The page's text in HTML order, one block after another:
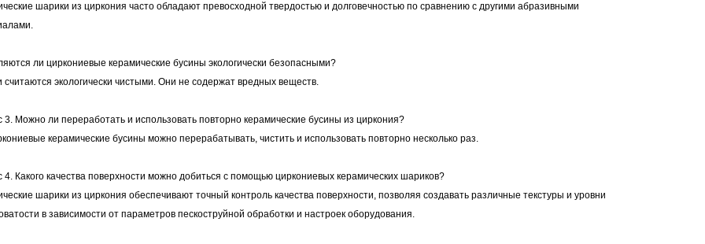
шарики из циркония часто обладают превосходной твердостью и долговечностью по сравнению с другими абразивными
ли циркониевые керамические бусины экологически безопасными?
считаются экологически чистыми. Они не содержат вредных веществ.
3. Можно ли переработать и использовать повторно керамические бусины из циркония?
керамические бусины можно перерабатывать, чистить и использовать повторно несколько раз.
4. Какого качества поверхности можно добиться с помощью циркониевых керамических шариков?
шарики из циркония обеспечивают точный контроль качества поверхности, позволяя создавать различные текстуры и уровни
в зависимости от параметров пескоструйной обработки и настроек оборудования.